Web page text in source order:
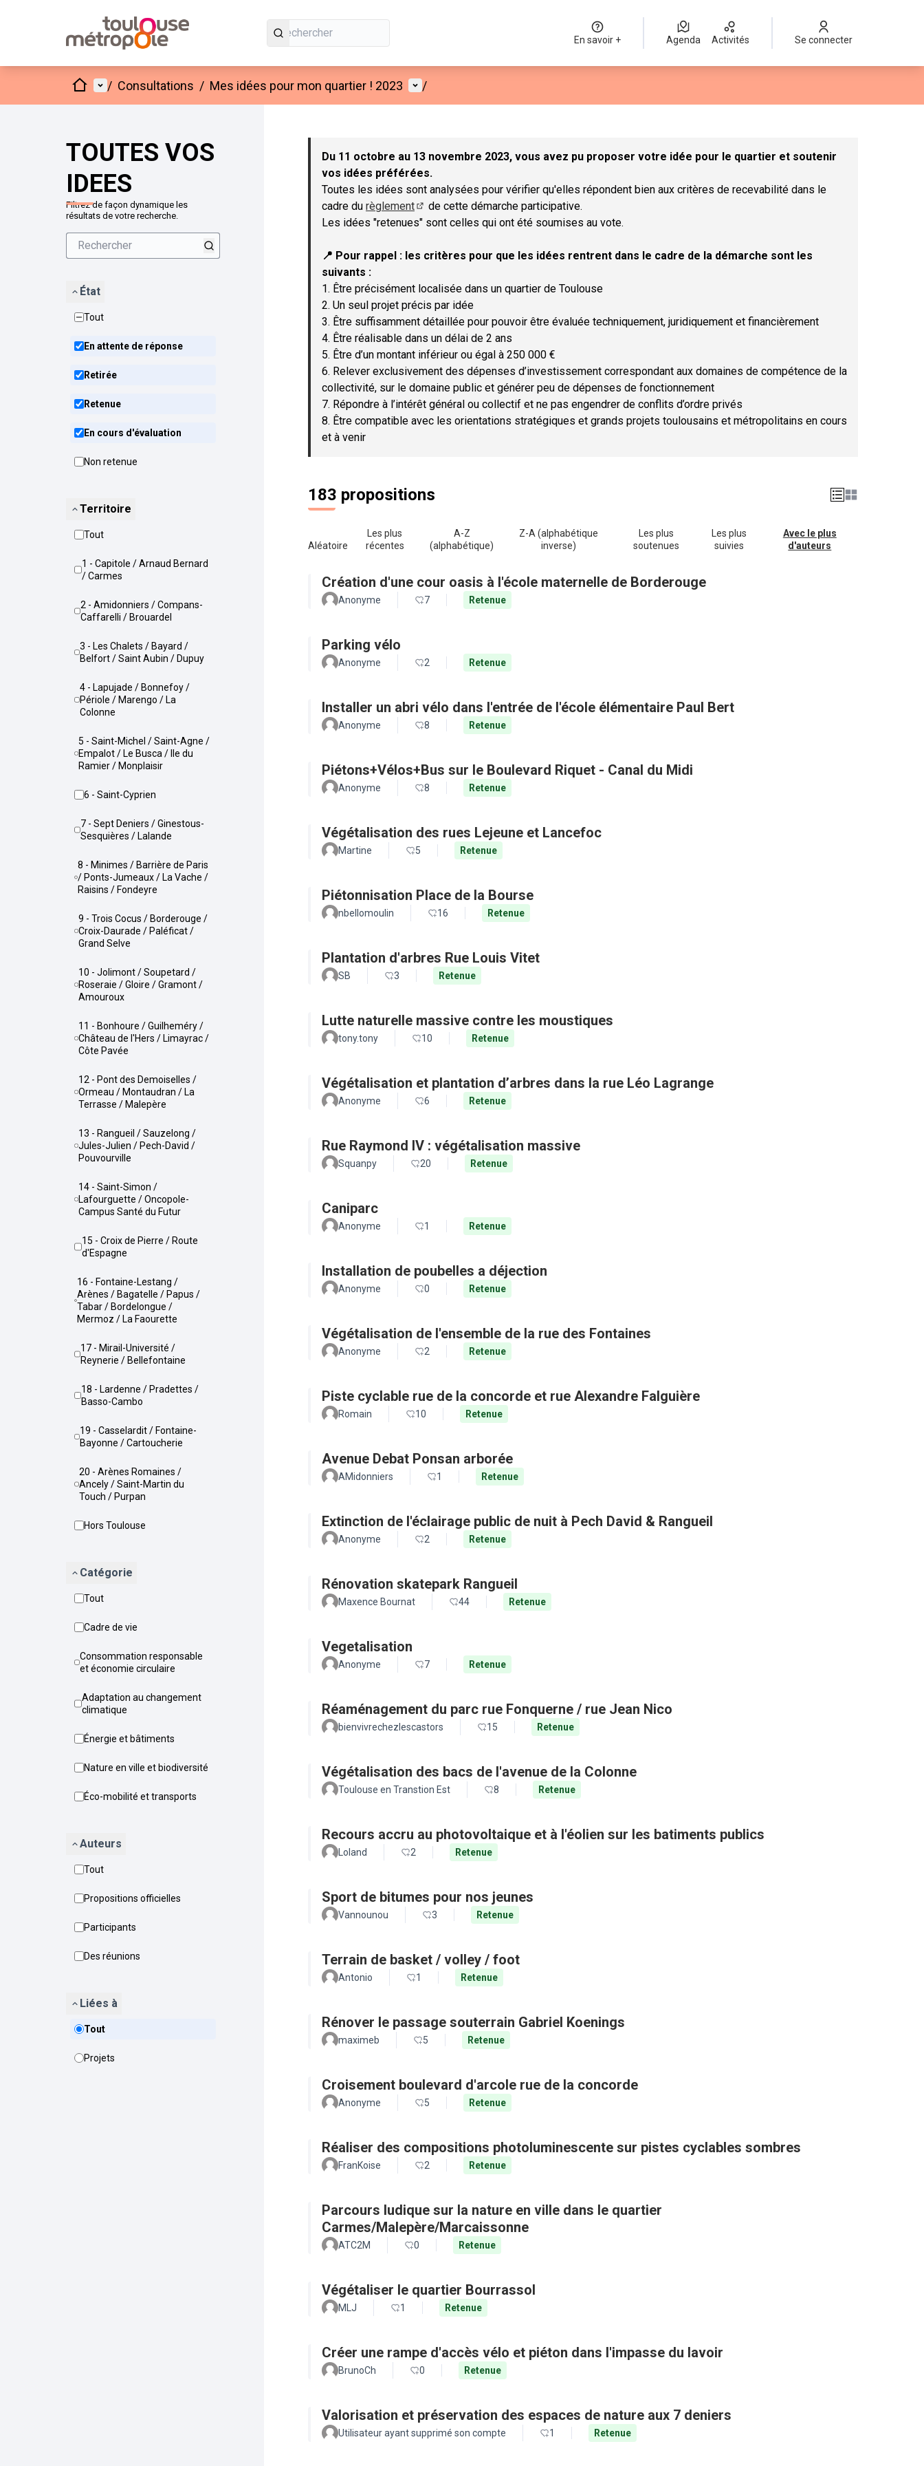
En savoir + Agenda Activités Se connecter
AccueilMenu principal
/ Consultations / Mes idées pour mon quartier ! 2023 Menu utilisateur
/
TOUTES VOS
IDEES
Filtrez de façon dynamique les
résultats de votre recherche.
État
Tout
En attente de réponse
Retirée
Retenue
En cours d'évaluation
Non retenue
Territoire
Tout
1 - Capitole / Arnaud Bernard
/ Carmes
2 - Amidonniers / Compans-
Caffarelli / Brouardel
3 - Les Chalets / Bayard /
Belfort / Saint Aubin / Dupuy
4 - Lapujade / Bonnefoy /
Périole / Marengo / La
Colonne
5 - Saint-Michel / Saint-Agne /
Empalot / Le Busca / Ile du
Ramier / Monplaisir
6 - Saint-Cyprien
7 - Sept Deniers / Ginestous-
Sesquières / Lalande
8 - Minimes / Barrière de Paris
/ Ponts-Jumeaux / La Vache /
Raisins / Fondeyre
9 - Trois Cocus / Borderouge /
Croix-Daurade / Paléficat /
Grand Selve
10 - Jolimont / Soupetard /
Roseraie / Gloire / Gramont /
Amouroux
11 - Bonhoure / Guilheméry /
Château de l'Hers / Limayrac /
Côte Pavée
12 - Pont des Demoiselles /
Ormeau / Montaudran / La
Terrasse / Malepère
13 - Rangueil / Sauzelong /
Jules-Julien / Pech-David /
Pouvourville
14 - Saint-Simon /
Lafourguette / Oncopole-
Campus Santé du Futur
15 - Croix de Pierre / Route
d'Espagne
16 - Fontaine-Lestang /
Arènes / Bagatelle / Papus /
Tabar / Bordelongue /
Mermoz / La Faourette
17 - Mirail-Université /
Reynerie / Bellefontaine
18 - Lardenne / Pradettes /
Basso-Cambo
19 - Casselardit / Fontaine-
Bayonne / Cartoucherie
20 - Arènes Romaines /
Ancely / Saint-Martin du
Touch / Purpan
Hors Toulouse
Catégorie
Tout
Cadre de vie
Consommation responsable
et économie circulaire
Adaptation au changement
climatique
Énergie et bâtiments
Nature en ville et biodiversité
Éco-mobilité et transports
Auteurs
Tout
Propositions officielles
Participants
Des réunions
Liées à
Tout
Projets
Passer la carte
Du 11 octobre au 13 novembre 2023, vous avez pu proposer votre idée pour le quartier et soutenir
vos idées préférées.
Toutes les idées sont analysées pour vérifier qu'elles répondent bien aux critères de recevabilité dans le
cadre du règlement
(Lien externe)
de cette démarche participative.
Les idées "retenues" sont celles qui ont été soumises au vote.
📍 Pour rappel : les critères pour que les idées rentrent dans le cadre de la démarche sont les
suivants :
1. Être précisément localisée dans un quartier de Toulouse
2. Un seul projet précis par idée
3. Être suffisamment détaillée pour pouvoir être évaluée techniquement, juridiquement et financièrement
4. Être réalisable dans un délai de 2 ans
5. Être d’un montant inférieur ou égal à 250 000 €
6. Relever exclusivement des dépenses d’investissement correspondant aux domaines de compétence de la
collectivité, sur le domaine public et générer peu de dépenses de fonctionnement
7. Répondre à l’intérêt général ou collectif et ne pas engendrer de conflits d’ordre privés
8. Être compatible avec les orientations stratégiques et grands projets toulousains et métropolitains en cours
et à venir
183 propositions
Aléatoire
Les plus
récentes
A-Z
(alphabétique)
Z-A (alphabétique
inverse)
Les plus
soutenues
Les plus
suivies
Avec le plus
d'auteurs
Création d'une cour oasis à l'école maternelle de Borderouge
Anonyme 7 Retenue
Parking vélo
Anonyme 2 Retenue
Installer un abri vélo dans l'entrée de l'école élémentaire Paul Bert
Anonyme 8 Retenue
Piétons+Vélos+Bus sur le Boulevard Riquet - Canal du Midi
Anonyme 8 Retenue
Végétalisation des rues Lejeune et Lancefoc
Martine 5 Retenue
Piétonnisation Place de la Bourse
nbellomoulin 16 Retenue
Plantation d'arbres Rue Louis Vitet
SB 3 Retenue
Lutte naturelle massive contre les moustiques
tony.tony 10 Retenue
Végétalisation et plantation d’arbres dans la rue Léo Lagrange
Anonyme 6 Retenue
Rue Raymond IV : végétalisation massive
Squanpy 20 Retenue
Caniparc
Anonyme 1 Retenue
Installation de poubelles a déjection
Anonyme 0 Retenue
Végétalisation de l'ensemble de la rue des Fontaines
Anonyme 2 Retenue
Piste cyclable rue de la concorde et rue Alexandre Falguière
Romain 10 Retenue
Avenue Debat Ponsan arborée
AMidonniers 1 Retenue
Extinction de l'éclairage public de nuit à Pech David & Rangueil
Anonyme 2 Retenue
Rénovation skatepark Rangueil
Maxence Bournat 44 Retenue
Vegetalisation
Anonyme 7 Retenue
Réaménagement du parc rue Fonquerne / rue Jean Nico
bienvivrechezlescastors 15 Retenue
Végétalisation des bacs de l'avenue de la Colonne
Toulouse en Transtion Est 8 Retenue
Recours accru au photovoltaique et à l'éolien sur les batiments publics
Loland 2 Retenue
Sport de bitumes pour nos jeunes
Vannounou 3 Retenue
Terrain de basket / volley / foot
Antonio 1 Retenue
Rénover le passage souterrain Gabriel Koenings
maximeb 5 Retenue
Croisement boulevard d'arcole rue de la concorde
Anonyme 5 Retenue
Réaliser des compositions photoluminescente sur pistes cyclables sombres
FranKoise 2 Retenue
Parcours ludique sur la nature en ville dans le quartier
Carmes/Malepère/Marcaissonne
ATC2M 0 Retenue
Végétaliser le quartier Bourrassol
MLJ 1 Retenue
Créer une rampe d'accès vélo et piéton dans l'impasse du lavoir
BrunoCh 0 Retenue
Valorisation et préservation des espaces de nature aux 7 deniers
Utilisateur ayant supprimé son compte 1 Retenue